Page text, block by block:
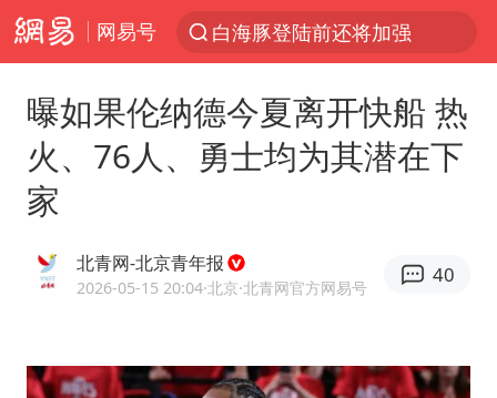
网易号
白海豚登陆前还将加强
河南重大刑案嫌犯夏某钢落网
国乒女单三将晋级四强
情侣平潭拍日出坠崖1死1伤
茅台部分直营店飞天茅台提价
曝如果伦纳德今夏离开快船 热
火、76人、勇士均为其潜在下
家
北青网-北京青年报
2026-05-15 20:04·北京·北青网官方网易号
40